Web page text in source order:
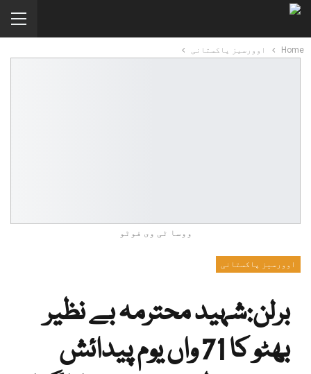
Home اوورسیز پاکستانی
ووسا ٹی وی فوٹو
اوورسیز پاکستانی
برلن:شہید محترمہ بے نظیر
بھٹو کا 71 واں یوم پیدائش